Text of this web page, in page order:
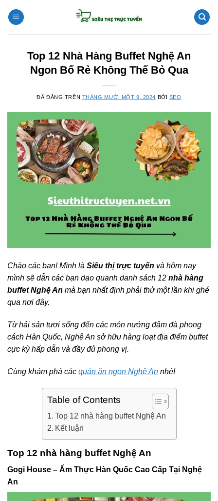
đến
Top 12 Nhà Hàng Buffet Nghệ An
Ngon Bổ Rẻ Không Thể Bỏ Qua
ĐÃ ĐĂNG TRÊN THÁNG MƯỜI MỘT 9, 2024 BỞI SEO
Chào các bạn! Mình là Siêu thị trực tuyến và hôm nay
mình sẽ dẫn các bạn dạo quanh danh sách 12 nhà hàng
buffet Nghệ An mà bạn nhất định phải thử một lần khi ghé
qua nơi đây.
Từ hải sản tươi sống đến các món nướng đậm đà phong
cách Hàn Quốc, Nghệ An sở hữu hàng loạt địa điểm buffet
cực kỳ hấp dẫn và đầy đủ phong vị.
Cùng khám phá các quán ăn ngon Nghệ An nhé!
Table of Contents
Top 12 nhà hàng buffet Nghệ An
Kết luận
Top 12 nhà hàng buffet Nghệ An
Gogi House – Ẩm Thực Hàn Quốc Cao Cấp Tại Nghệ
An